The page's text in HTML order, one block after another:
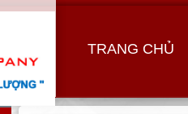
TRANG CHỦ